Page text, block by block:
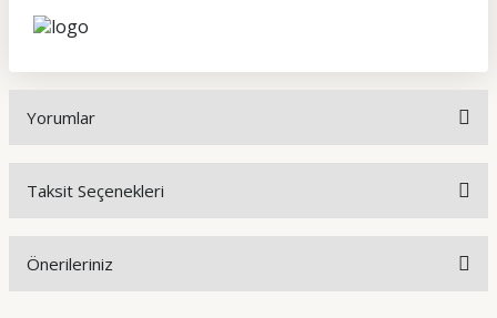
Yorumlar
Taksit Seçenekleri
Önerileriniz